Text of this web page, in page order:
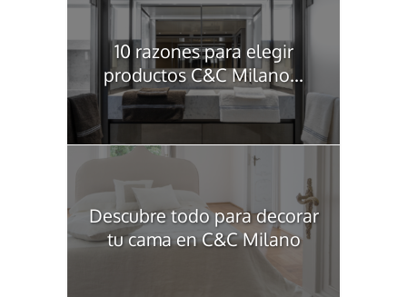
10 razones para elegir
productos C&C Milano...
Descubre todo para decorar
tu cama en C&C Milano